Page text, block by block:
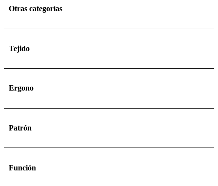
Otras categorías
Tejido
Ergono
Patrón
Función